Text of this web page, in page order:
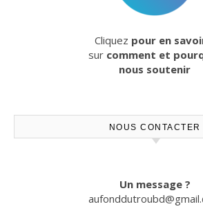
Cliquez pour en
sur comment et
nous soutenir
NOUS CONTACTER
Un message ?